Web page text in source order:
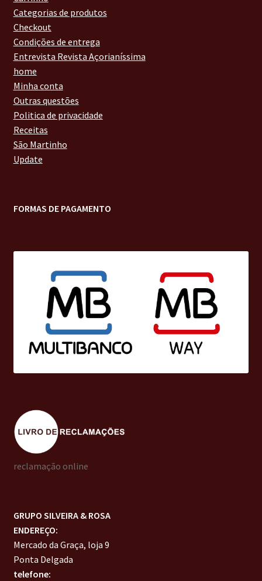
Categorias de produtos
Checkout
Condições de entrega
Entrevista Revista Açorianíssima
home
Minha conta
Outras questões
Politica de privacidade
Receitas
São Martinho
Update
FORMAS DE PAGAMENTO
reclamação online
GRUPO SILVEIRA & ROSA
ENDEREÇO:
Mercado da Graça, loja 9
Ponta Delgada
telefone: